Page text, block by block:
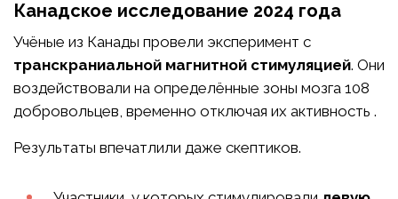
Канадское исследование 2024 года
Учёные из Канады провели эксперимент с
транскраниальной магнитной стимуляцией. Они
воздействовали на определённые зоны мозга 108
добровольцев, временно отключая их активность .
Результаты впечатлили даже скептиков.